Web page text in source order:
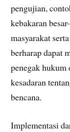
pengujian,
kebakaran
masyarakat
berharap dapat
penegak hukum
kesadaran
bencana.
Implementasi